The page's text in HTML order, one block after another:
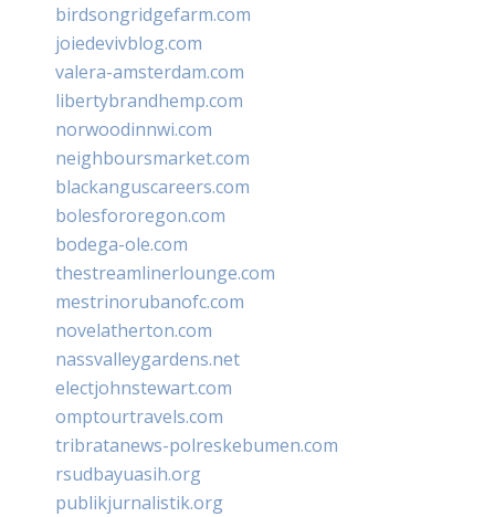
birdsongridgefarm.com
joiedevivblog.com
valera-amsterdam.com
libertybrandhemp.com
norwoodinnwi.com
neighboursmarket.com
blackanguscareers.com
bolesfororegon.com
bodega-ole.com
thestreamlinerlounge.com
mestrinorubanofc.com
novelatherton.com
nassvalleygardens.net
electjohnstewart.com
omptourtravels.com
tribratanews-polreskebumen.com
rsudbayuasih.org
publikjurnalistik.org